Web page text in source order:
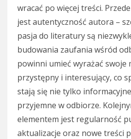
wracać po więcej treści.
jest autentyczność autora –
pasja do literatury są
budowania zaufania wśród
powinni umieć wyrażać swoje
przystępny i interesujący, co
stają się nie tylko
przyjemne w odbiorze.
elementem jest regularność
aktualizacje oraz nowe treści